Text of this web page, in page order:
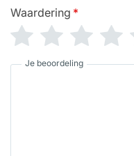
Waardering *
Je beoordeling